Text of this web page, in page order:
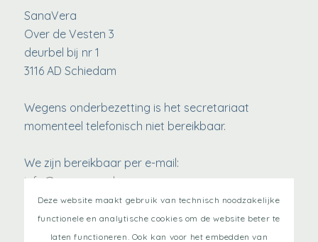
SanaVera
Over de Vesten 3
deurbel bij nr 1
3116 AD Schiedam
Wegens onderbezetting is het secretariaat
momenteel telefonisch niet bereikbaar.
We zijn bereikbaar per e-mail:
info@sanavera.nl
www.SanaVera.nl
82558132
Deze website maakt gebruik van technisch noodzakelijke
functionele en analytische cookies om de website beter te
laten functioneren. Ook kan voor het embedden van